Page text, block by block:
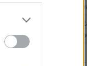
fotógyűjtemény
Ilyenek eddig a
hőhullám miatt
Nem biztató: a
héten megint